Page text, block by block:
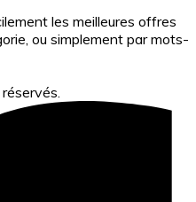
les meilleures offres
ou simplement par mots-